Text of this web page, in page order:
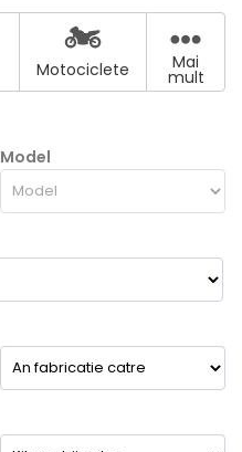
Motociclete Mai
mult
Model